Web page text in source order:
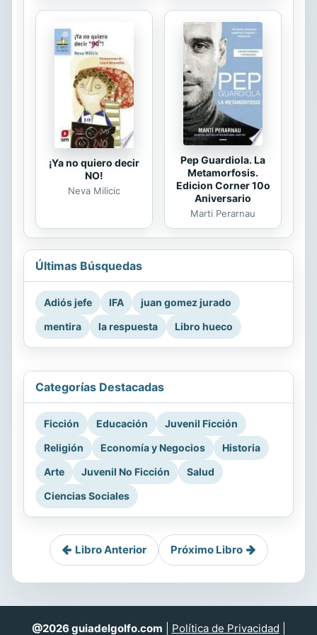
¡Ya no quiero decir
NO!
Neva Milicic
Pep Guardiola. La
Metamorfosis.
Edicion Corner 10o
Aniversario
Marti Perarnau
Últimas Búsquedas
Adiós jefe IFA
juan gomez jurado
mentira
la respuesta Libro hueco
Categorías Destacadas
Ficción Educación
Juvenil Ficción
Religión
Economía y Negocios
Historia
Arte
Juvenil No Ficción
Salud
Ciencias Sociales
Libro Anterior Próximo Libro
@2026 guiadelgolfo.com Política de Privacidad